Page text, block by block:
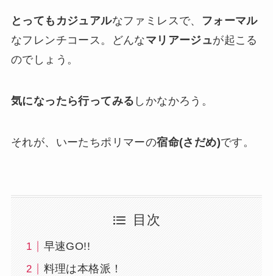
とってもカジュアルなファミレスで、
フォーマル
なフレンチコース。どんなマリアージュが起こる
のでしょう。
気になったら行ってみる しかなかろう。
それが、いーたちポリマーの宿命(さだめ)です。
目次
早速GO!!
料理は本格派！